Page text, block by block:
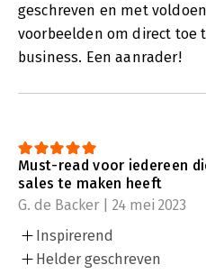
geschreven en met
voorbeelden om direct toe
business. Een aanrader!
Must-read voor iedereen
sales te maken heeft
G. de Backer | 24 mei 2023
Inspirerend
Helder geschreven